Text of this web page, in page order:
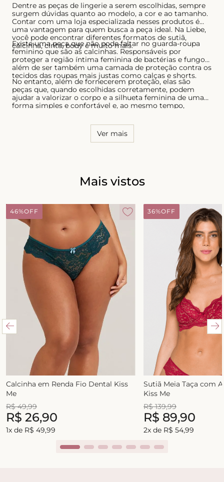
Dentre as peças de lingerie a serem escolhidas, sempre
surgem dúvidas quanto ao modelo, a cor e ao tamanho.
Contar com uma loja especializada nesses produtos é
uma vantagem para quem busca a peça ideal. Na Liebe,
você pode encontrar diferentes formatos de sutiã,
calcinha, cinta, body e muito mais.
Existe uma peça que não pode faltar no guarda-roupa
feminino que são as calcinhas. Responsáveis por
proteger a região íntima feminina de bactérias e fungos,
além de ser também uma camada de proteção contra os
tecidos das roupas mais justas como calças e shorts.
No entanto, além de fornecerem proteção, elas são
peças que, quando escolhidas corretamente, podem
ajudar a valorizar o corpo e a silhueta feminina de uma
forma simples e confortável e, ao mesmo tempo,
caimento, tanto para as calcinhas quanto para os sutiãs.
Ver mais
Mais vistos
46%OFF
Calcinha em Renda Fio Dental Kiss
Me
R$ 49,99
R$ 26,90
1x de R$ 49,99
36%OFF
Sutiã Meia Taça com
Kiss Me
R$ 139,99
R$ 89,90
2x de R$ 54,99